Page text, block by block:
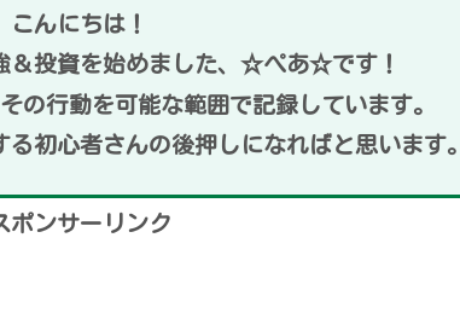
こんにちは！
＆投資を始めました、☆ぺあ☆です！
の行動を可能な範囲で記録しています。
初心者さんの後押しになればと思います。
ポンサーリンク